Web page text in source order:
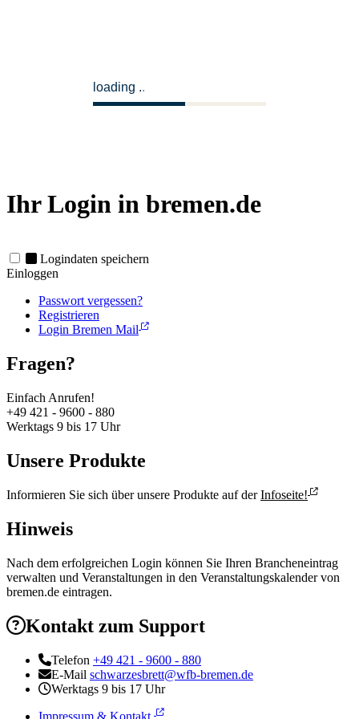
loading
Ihr Login in bremen.de
Logindaten speichern
Einloggen
Passwort vergessen?
Registrieren
Login Bremen Mail
Fragen?
Einfach Anrufen!
+49 421 - 9600 - 880
Werktags 9 bis 17 Uhr
Unsere Produkte
Informieren Sie sich über unsere Produkte auf derInfoseite!
Hinweis
Nach dem erfolgreichen Login können Sie Ihren Brancheneintrag
verwalten und Veranstaltungen in den Veranstaltungskalender von
bremen.de eintragen.
Kontakt zum Support
Telefon +49 421 - 9600 - 880
E-Mail schwarzesbrett@wfb-bremen.de
Werktags 9 bis 17 Uhr
Impressum & Kontakt